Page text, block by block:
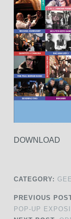
DOWNLOAD
CATEGORY:
PREVIOUS
POP-UP